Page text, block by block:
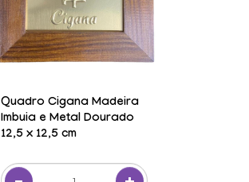
Quadro Cigana Madeira
Imbuia e Metal Dourado
12,5 x 12,5 cm